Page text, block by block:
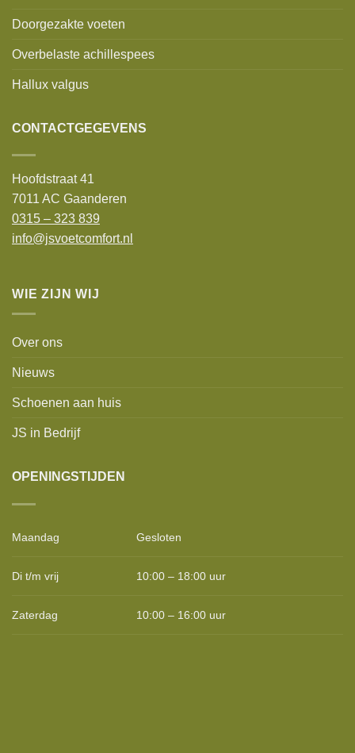
Doorgezakte voeten
Overbelaste achillespees
Hallux valgus
CONTACTGEGEVENS
Hoofdstraat 41
7011 AC Gaanderen
0315 – 323 839
info@jsvoetcomfort.nl
WIE ZIJN WIJ
Over ons
Nieuws
Schoenen aan huis
JS in Bedrijf
OPENINGSTIJDEN
Maandag Gesloten
Di t/m vrij 10:00 – 18:00 uur
Zaterdag 10:00 – 16:00 uur